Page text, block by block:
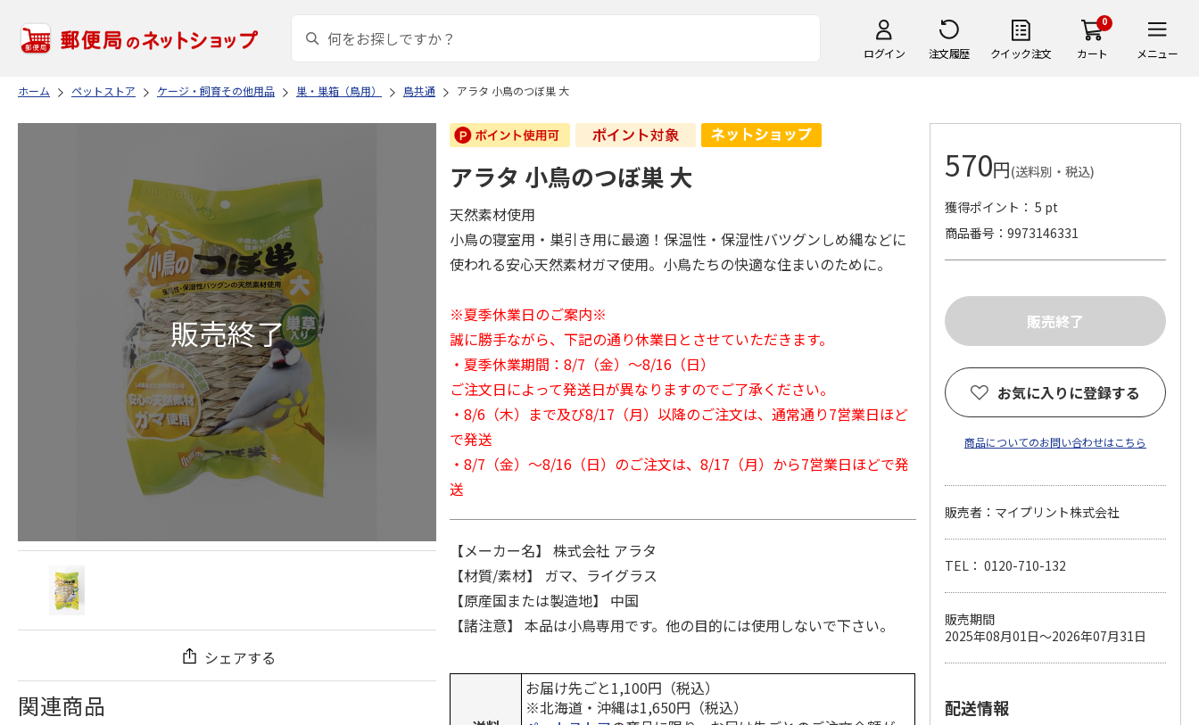
ログイン 注文履歴 クイック注文
0
カート メニュー
ホーム ペットストア ケージ・飼育その他用品 巣・巣箱（鳥用） 鳥共通 アラタ 小鳥のつぼ巣 大
シェアする
関連商品
アラタ 小鳥のつぼ巣 大
天然素材使用
小鳥の寝室用・巣引き用に最適！保温性・保湿性バツグンしめ縄などに
使われる安心天然素材ガマ使用。小鳥たちの快適な住まいのために。
※夏季休業日のご案内※
誠に勝手ながら、下記の通り休業日とさせていただきます。
・夏季休業期間：8/7（金）～8/16（日）
ご注文日によって発送日が異なりますのでご了承ください。
・8/6（木）まで及び8/17（月）以降のご注文は、通常通り7営業日ほど
で発送
・8/7（金）～8/16（日）のご注文は、8/17（月）から7営業日ほどで発
送
【メーカー名】 株式会社 アラタ
【材質/素材】 ガマ、ライグラス
【原産国または製造地】 中国
【諸注意】 本品は小鳥専用です。他の目的には使用しないで下さい。
お届け先ごと1,100円（税込）
※北海道・沖縄は1,650円（税込）
570円(送料別・税込)
獲得ポイント： 5 pt
商品番号
9973146331
お気に入りに登録する
商品についてのお問い合わせはこちら
販売者：マイプリント株式会社
TEL： 0120-710-132
販売期間
2025年08月01日～2026年07月31日
配送情報